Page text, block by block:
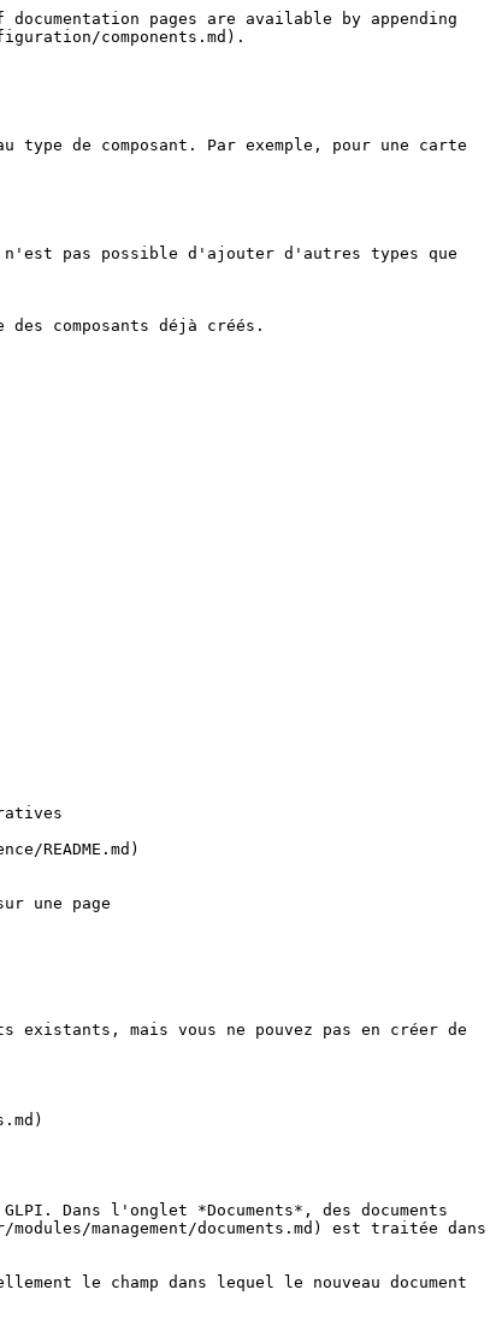
pages are available by appending
components.md).
de composant. Par exemple, pour une carte
pas possible d'ajouter d'autres types que
composants déjà créés.
mais vous ne pouvez pas en créer de
Dans l'onglet *Documents*, des documents
management/documents.md) est traitée dans
le champ dans lequel le nouveau document